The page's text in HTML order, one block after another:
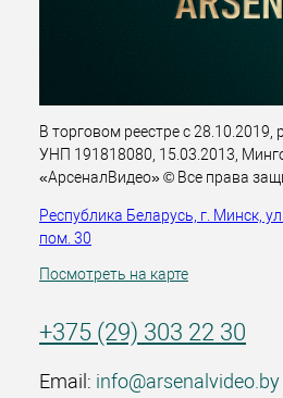
В торговом реестре с
УНП 191818080, 15.03.2013,
«АрсеналВидео» © Все права
Республика Беларусь, г. Минск,
пом. 30
Посмотреть на карте
+375 (29) 303 22 30
Email: info@arsenalvideo.by